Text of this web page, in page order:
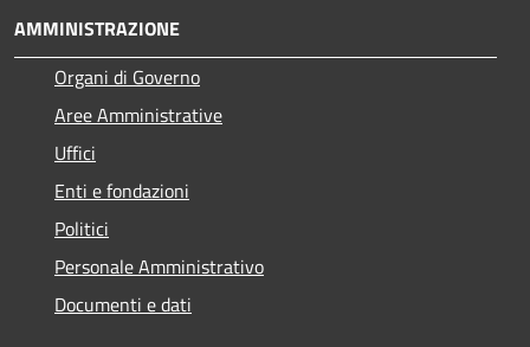
AMMINISTRAZIONE
Organi di Governo
Aree Amministrative
Uffici
Enti e fondazioni
Politici
Personale Amministrativo
Documenti e dati